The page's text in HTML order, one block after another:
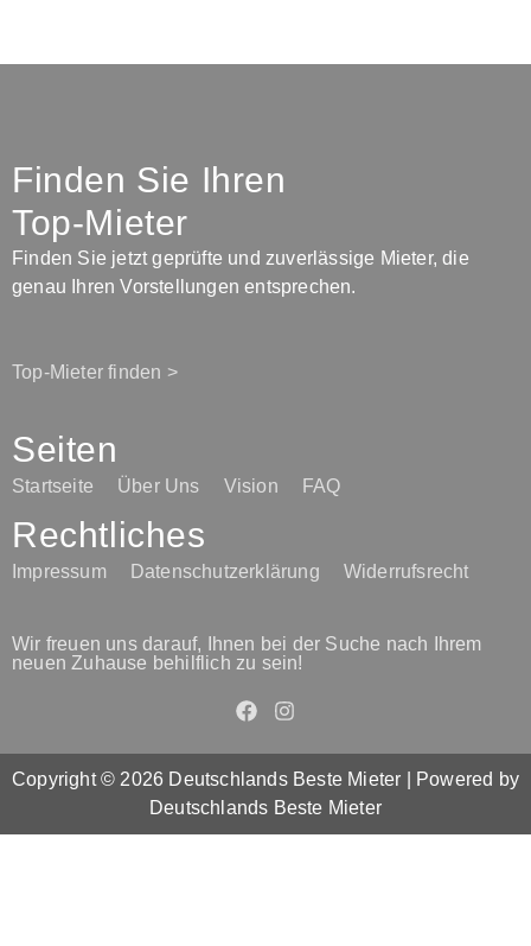
Finden Sie Ihren
Top-Mieter
Finden Sie jetzt geprüfte und zuverlässige Mieter, die
genau Ihren Vorstellungen entsprechen.
Top-Mieter finden >
Seiten
Startseite Über Uns Vision FAQ
Rechtliches
Impressum Datenschutzerklärung Widerrufsrecht
Wir freuen uns darauf, Ihnen bei der Suche nach Ihrem
neuen Zuhause behilflich zu sein!
Copyright © 2026 Deutschlands Beste Mieter | Powered by
Deutschlands Beste Mieter